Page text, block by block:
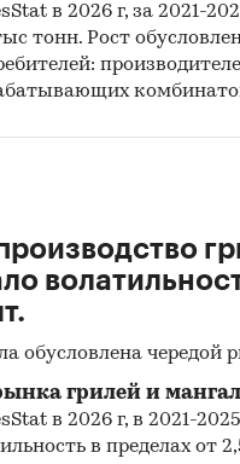
BASF
GROUP
LTD,
В
ООО
ООО
в 2026 г, за 2021-
тонн. Рост
обусловлена чередой
грилей и
в 2026 г, в 2021-
в пределах от